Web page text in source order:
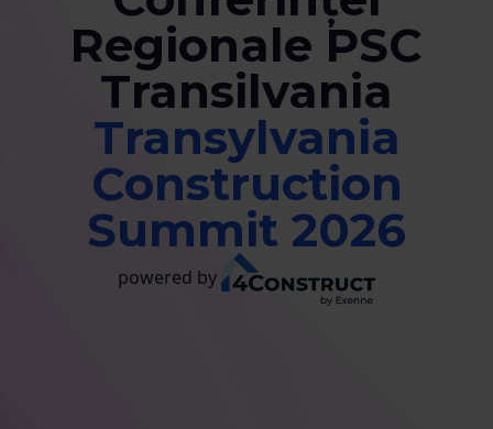
Regionale PSC
Transilvania
Transylvania
Construction
Summit 2026
powered by